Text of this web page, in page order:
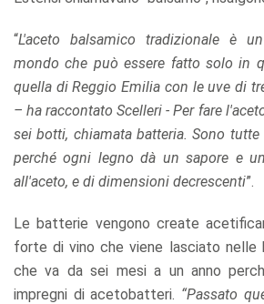
“L'aceto balsamico tradizionale è
mondo che può essere fatto solo in
quella di Reggio Emilia con le uve di
– ha raccontato Scelleri - Per fare
sei botti, chiamata batteria. Sono
perché ogni legno dà un sapore e
all'aceto, e di dimensioni decrescenti”.
Le batterie vengono create
forte di vino che viene lasciato nelle
che va da sei mesi a un anno
impregni di acetobatteri. “Passato